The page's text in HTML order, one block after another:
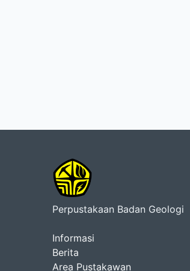
Perpustakaan Badan Geologi
Informasi
Berita
Area Pustakawan